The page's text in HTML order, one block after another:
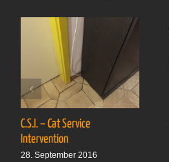
C.S.I. – Cat Service
Intervention
28. September 2016